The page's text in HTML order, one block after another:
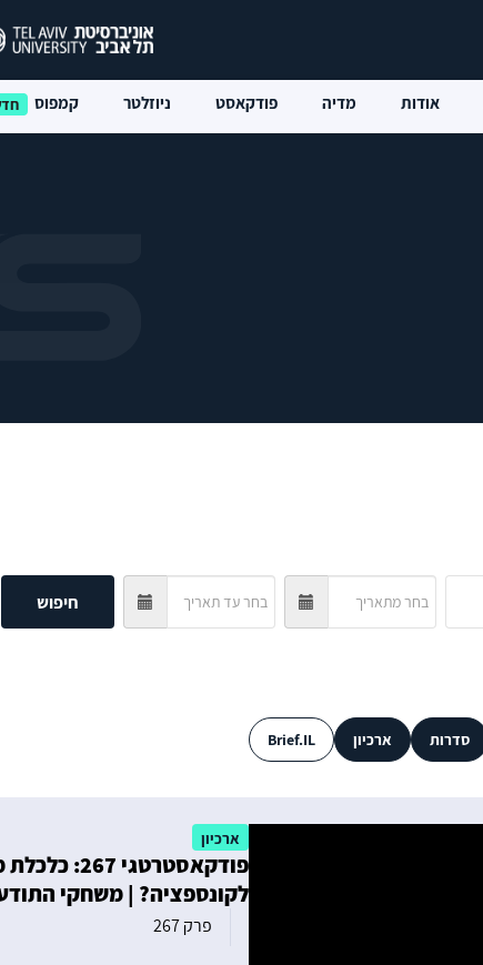
אודות מדיה פודקאסט ניוזלטר קמפוס
חיפוש
סדרות ארכיון Brief.IL
ארכיון
לקונספציה? | משחקי
פרק 267